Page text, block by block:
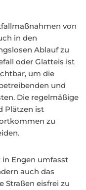
von
in den
Ablauf zu
oder Glatteis ist
um die
und
Die regelmäßige
Plätzen ist
zu
Engen umfasst
auch das
Straßen eisfrei zu